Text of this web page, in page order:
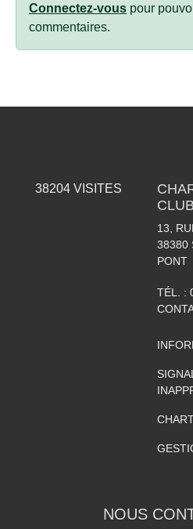
Connectez-vous pour
commentaires.
38204VISITES
CLUB
13,
38380
PONT
TÉL. :
NOUS